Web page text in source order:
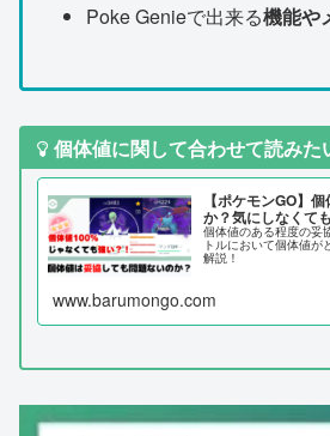
Poke Genieで出来る機能や
個体値に関して合わせて読みた
【ポケモンGO】
か？気にしなくて
個体値のある程度の妥
トルにおいて個体値が
解説！
www.barumongo.com